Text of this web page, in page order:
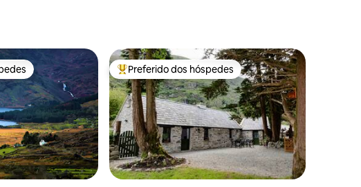
dos hóspedes Entre os melhores preferidos dos hóspedes
Preferido dos hóspedes